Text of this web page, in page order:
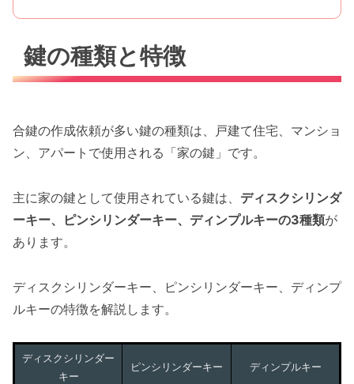
鍵の種類と特徴
合鍵の作成依頼が多い鍵の種類は、戸建て住宅、マンショ
ン、アパートで使用される「家の鍵」です。
主に家の鍵として使用されている鍵は、 ディスクシリンダ
ーキー、ピンシリンダーキー、ディンプルキーの3種類が
あります。
ディスクシリンダーキー、ピンシリンダーキー、ディンプ
ルキーの特徴を解説します。
ディスクシリンダー
キー
ピンシリンダーキー ディンプルキー